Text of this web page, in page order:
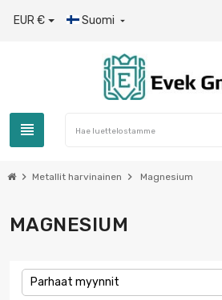
EUR € Suomi 
view_headline
chevron_right Metallit harvinainen chevron_right Magnesium
MAGNESIUM
Parhaat myynnit